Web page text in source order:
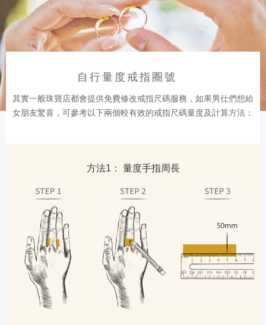
自行量度戒指圈號
其實一般珠寶店都會提供免費修改戒指尺碼服務，如果男仕們想給
女朋友驚喜，可參考以下兩個較有效的戒指尺碼量度及計算方法：
方法1： 量度手指周長